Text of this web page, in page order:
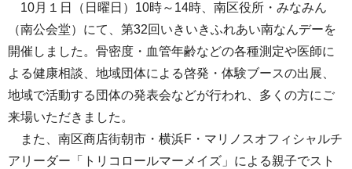
10月１日（日曜日）10時～14時、南区役所・みなみん
（南公会堂）にて、第32回いきいきふれあい南なんデーを
開催しました。骨密度・血管年齢などの各種測定や医師に
よる健康相談、地域団体による啓発・体験ブースの出展、
地域で活動する団体の発表会などが行われ、多くの方にご
来場いただきました。
また、南区商店街朝市・横浜F・マリノスオフィシャルチ
アリーダー「トリコロールマーメイズ」による親子でスト